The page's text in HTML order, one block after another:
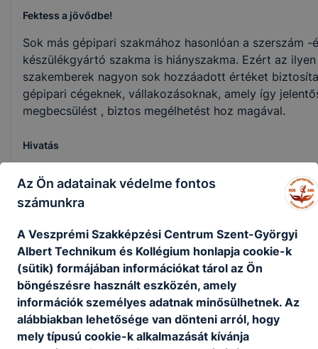
Fektess a jövődbe!
Sok más gépipari szakmához hasonlóan a szerszám -
készülékgyártó szakma is hiányszakma. Ezért az ilyen
szakemberek nagyon sok hozzáadott értéket
gépipari cégeknek, vállakozásoknak, amely így
megbecsülést , biztos megélhetést hoz magával.
Hivatás
Miért? Azért, mert – kis túlzással – minden olyan
értenek ami a gépészeti gyártás során előfordulhat. A
szükséges összes folyamatot ismerik és használni és
ez ha nem királyság?
Karrier
A szakmai vizsga megszerzése után az
lehetőség kínálkozik más “vasas” szakmák
Az Ön adatainak védelme fontos
számunkra
A Veszprémi Szakképzési Centrum Szent-Györgyi
Albert Technikum és Kollégium honlapja cookie-k
(sütik) formájában információkat tárol az Ön
böngészésre használt eszközén, amely
információk személyes adatnak minősülhetnek. Az
alábbiakban lehetősége van dönteni arról, hogy
mely típusú cookie-k alkalmazását kívánja